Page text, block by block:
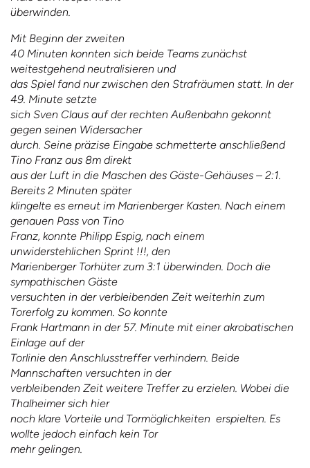
überwinden.
Mit Beginn der zweiten
40 Minuten konnten sich beide Teams zunächst
weitestgehend neutralisieren und
das Spiel fand nur zwischen den Strafräumen statt. In der
49. Minute setzte
sich Sven Claus auf der rechten Außenbahn gekonnt
gegen seinen Widersacher
durch. Seine präzise Eingabe schmetterte anschließend
Tino Franz aus 8m direkt
aus der Luft in die Maschen des Gäste-Gehäuses – 2:1.
Bereits 2 Minuten später
klingelte es erneut im Marienberger Kasten. Nach einem
genauen Pass von Tino
Franz, konnte Philipp Espig, nach einem
unwiderstehlichen Sprint !!!, den
Marienberger Torhüter zum 3:1 überwinden. Doch die
sympathischen Gäste
versuchten in der verbleibenden Zeit weiterhin zum
Torerfolg zu kommen. So konnte
Frank Hartmann in der 57. Minute mit einer akrobatischen
Einlage auf der
Torlinie den Anschlusstreffer verhindern. Beide
Mannschaften versuchten in der
verbleibenden Zeit weitere Treffer zu erzielen. Wobei die
Thalheimer sich hier
noch klare Vorteile und Tormöglichkeiten erspielten. Es
wollte jedoch einfach kein Tor
mehr gelingen.